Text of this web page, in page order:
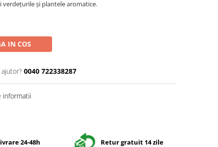
verdețurile și plantele aromatice.
IN COS
0040 722338287
informatii
24-48h Retur gratuit 14 zile